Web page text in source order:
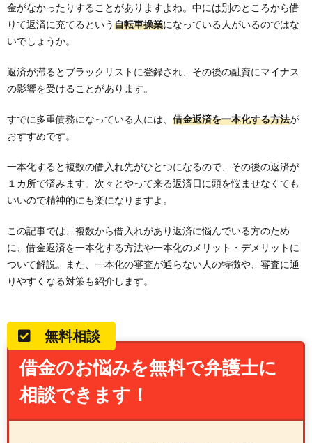
金がなかったりすることがありますよね。中には別のところから借
りて返済に充てるという自転車操業になっている人がいるのではな
いでしょうか。
返済が滞るとブラックリストに登録され、その後の融資にマイナス
の影響を受けることがあります。
すでに多重債務になっている人には、 借金返済を一本化する方法が
おすすめです。
一本化すると複数の借入れ先がひとつになるので、その後の返済が
１カ所で済みます。次々とやって来る返済日に頭を悩ませなくても
いいので精神的にも楽になりますよ。
この記事では、複数から借入れがあり返済に悩んでいる方のため
に、借金返済を一本化する方法や一本化のメリット・デメリットに
ついて解説。また、一本化の審査が通らない人の特徴や、審査に通
りやすくなる対策も紹介します。
無料相談
借金のお悩みを無料で弁護士に
相談できます！